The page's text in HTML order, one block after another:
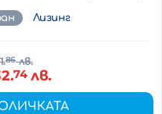
Лизинг
86лв.
74лв.